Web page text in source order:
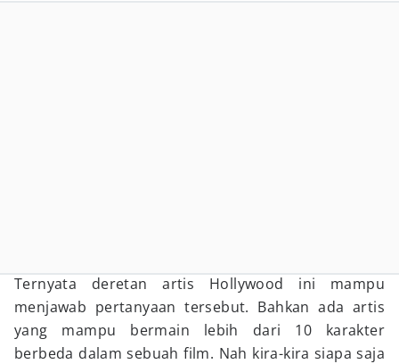
Ternyata deretan artis Hollywood ini mampu
menjawab pertanyaan tersebut. Bahkan ada artis
yang mampu bermain lebih dari 10 karakter
berbeda dalam sebuah film. Nah kira-kira siapa saja